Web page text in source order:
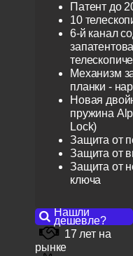
Патент до
10
6-й канал
Механизм
планки -
Новая
пружина
Lock)
Защита от
Защита от
Защита от
ключа
Нашли
дешевле?
17 лет на
рынке